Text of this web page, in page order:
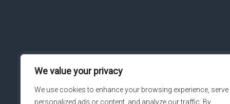
We value your privacy
We use cookies to enhance your browsing experience, serve
personalized ads or content, and analyze our traffic. By